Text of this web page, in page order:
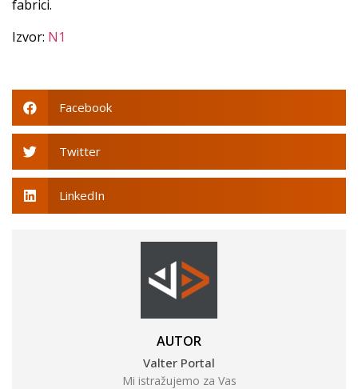
fabrici.
Izvor: N1
Facebook
Twitter
LinkedIn
AUTOR
Valter Portal
Mi istražujemo za Vas